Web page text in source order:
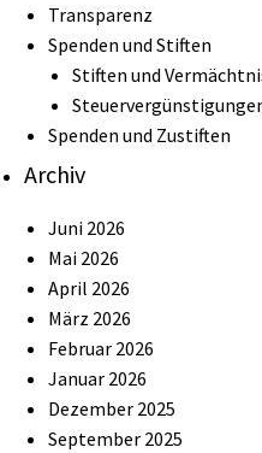
Transparenz
Spenden und Stiften
Stiften und
Spenden und Zustiften
Archiv
Juni 2026
Mai 2026
April 2026
März 2026
Februar 2026
Januar 2026
Dezember 2025
September 2025